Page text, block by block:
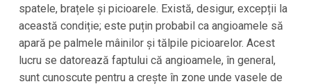
spatele, brațele și picioarele. Există, desigur, excepții la
această condiție; este puțin probabil ca angioamele să
apară pe palmele mâinilor și tălpile picioarelor. Acest
lucru se datorează faptului că angioamele, în general,
sunt cunoscute pentru a crește în zone unde vasele de